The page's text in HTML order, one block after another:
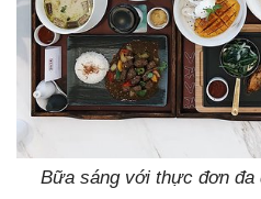
Bữa sáng với thực đơn đa